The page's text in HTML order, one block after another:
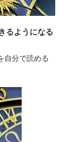
るようになる
自分で読める